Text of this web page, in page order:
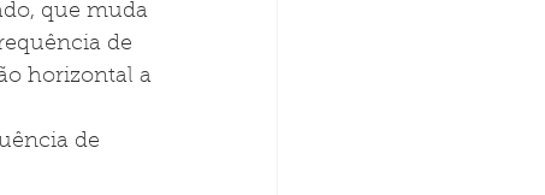
que muda
de
horizontal a
de